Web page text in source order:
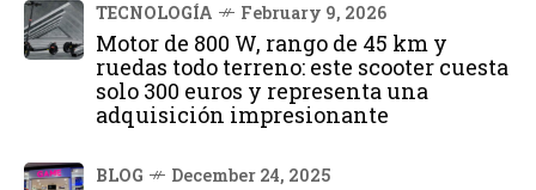
TECNOLOGÍA February 9, 2026
Motor de 800 W, rango de 45 km y
ruedas todo terreno: este scooter cuesta
solo 300 euros y representa una
adquisición impresionante
BLOG December 24, 2025